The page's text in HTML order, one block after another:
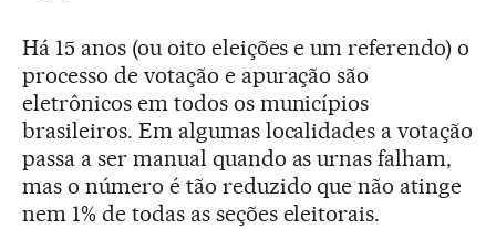
Há 15 anos (ou oito eleições e um referendo) o
processo de votação e apuração são
eletrônicos em todos os municípios
brasileiros. Em algumas localidades a votação
passa a ser manual quando as urnas falham,
mas o número é tão reduzido que não atinge
nem 1% de todas as seções eleitorais.